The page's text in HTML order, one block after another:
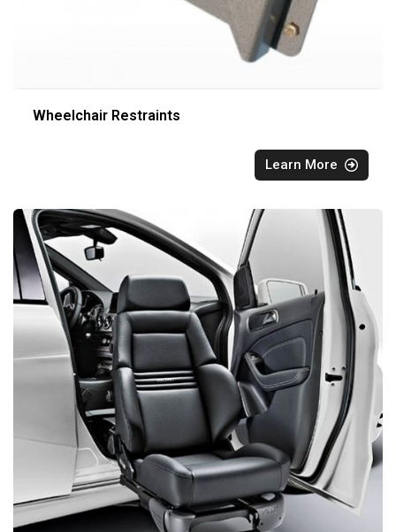
Wheelchair Restraints
Learn More